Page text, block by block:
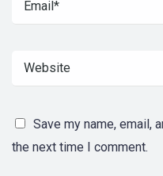
Save my name, email,
the next time I comment.